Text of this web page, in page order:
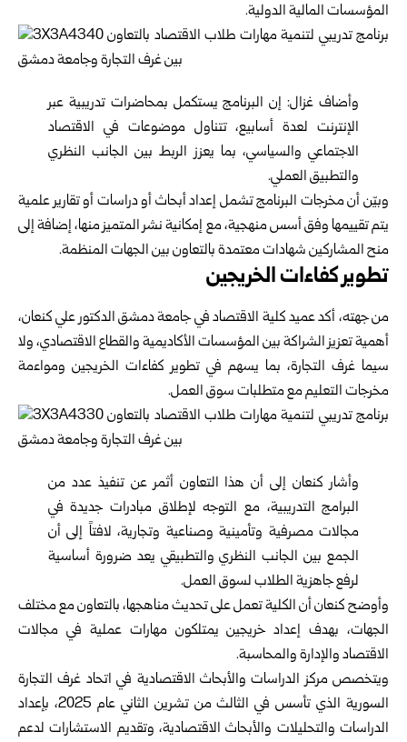
المؤسسات المالية الدولية.
وأضاف غزال: إن البرنامج يستكمل بمحاضرات تدريبية عبر
الإنترنت لعدة أسابيع، تتناول موضوعات في الاقتصاد
الاجتماعي والسياسي، بما يعزز الربط بين الجانب النظري
والتطبيق العملي.
وبيّن أن مخرجات البرنامج تشمل إعداد أبحاث أو دراسات أو تقارير علمية
يتم تقييمها وفق أسس منهجية، مع إمكانية نشر المتميز منها، إضافة إلى
منح المشاركين شهادات معتمدة بالتعاون بين الجهات المنظمة.
تطوير كفاءات الخريجين
من جهته، أكد عميد كلية الاقتصاد في جامعة دمشق الدكتور علي كنعان،
أهمية تعزيز الشراكة بين المؤسسات الأكاديمية والقطاع الاقتصادي، ولا
سيما غرف التجارة، بما يسهم في تطوير كفاءات الخريجين ومواءمة
مخرجات التعليم مع متطلبات سوق العمل.
وأشار كنعان إلى أن هذا التعاون أثمر عن تنفيذ عدد من
البرامج التدريبية، مع التوجه لإطلاق مبادرات جديدة في
مجالات مصرفية وتأمينية وصناعية وتجارية، لافتاً إلى أن
الجمع بين الجانب النظري والتطبيقي يعد ضرورة أساسية
لرفع جاهزية الطلاب لسوق العمل.
وأوضح كنعان أن الكلية تعمل على تحديث مناهجها، بالتعاون مع مختلف
الجهات، بهدف إعداد خريجين يمتلكون مهارات عملية في مجالات
الاقتصاد والإدارة والمحاسبة.
ويتخصص مركز الدراسات والأبحاث الاقتصادية في اتحاد غرف التجارة
السورية الذي تأسس في الثالث من تشرين الثاني عام 2025، بإعداد
الدراسات والتحليلات والأبحاث الاقتصادية، وتقديم الاستشارات لدعم